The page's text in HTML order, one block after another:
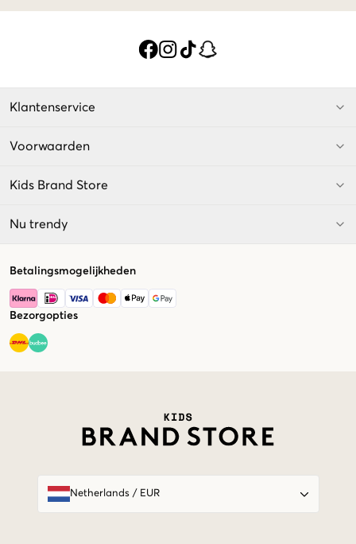
Klantenservice
Voorwaarden
Kids Brand Store
Nu trendy
Betalingsmogelijkheden
Bezorgopties
Netherlands/ EUR